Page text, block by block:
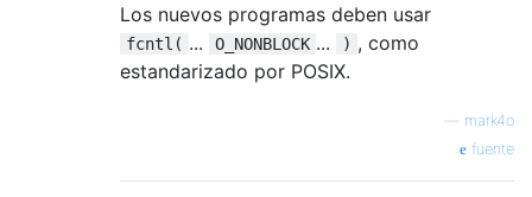
Los nuevos programas deben usar
fcntl( ... O_NONBLOCK ... ) , como
estandarizado por POSIX.
mark4o
fuente